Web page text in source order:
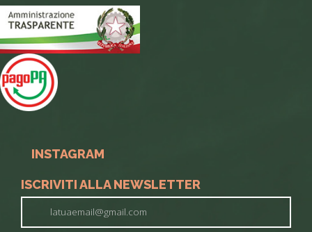
INSTAGRAM
ISCRIVITI ALLA NEWSLETTER